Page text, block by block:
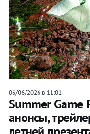
06/06/2026 в 11:01
Summer Game
анонсы,